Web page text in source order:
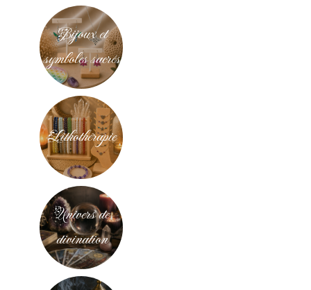
Bijoux et
symboles sacrés
Lithothérapie
Univers de
divination